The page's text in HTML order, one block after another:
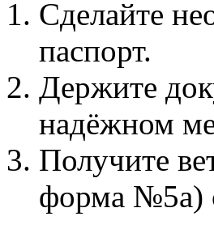
Сделайте
паспорт.
Держите
надёжном
Получите
форма №5а)